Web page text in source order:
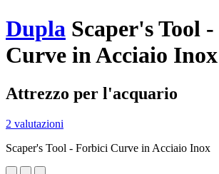
Dupla Scaper's Tool
Curve in Acciaio Inox
Attrezzo per l'acquario
2 valutazioni
Scaper's Tool - Forbici Curve in Acciaio Inox